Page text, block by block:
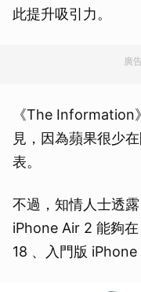
此提升吸引力。
廣
《The Information
見，因為蘋果很少
表。
不過，知情人士透
iPhone Air 2 能夠
18 、入門版 iPhone